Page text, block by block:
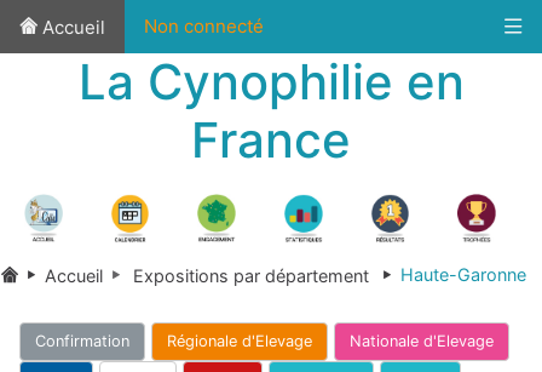
Accueil Non connecté
La Cynophilie en
France
Accueil Expositions par département Haute-Garonne
Confirmation Régionale d'Elevage Nationale d'Elevage